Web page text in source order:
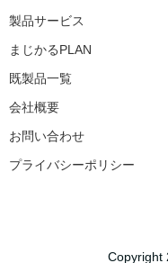
製品サービス
まじかるPLAN
既製品一覧
会社概要
お問い合わせ
プライバシーポリシー
Copyright